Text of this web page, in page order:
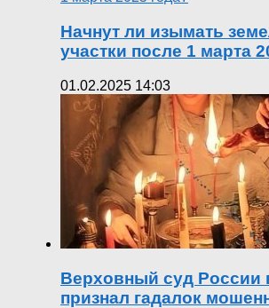
Начнут ли изымать
участки после 1 марта
01.02.2025 14:03
Верховный суд России
признал гадалок